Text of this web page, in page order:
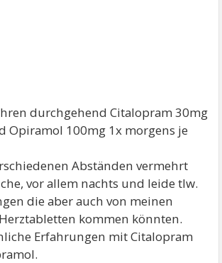
durchgehend Citalopram 30mg
Opiramol 100mg 1x morgens je
Abständen vermehrt
vor allem nachts und leide tlw.
die aber auch von meinen
kommen könnten.
Erfahrungen mit Citalopram